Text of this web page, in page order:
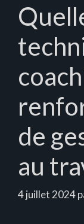
de
au
4 juillet 2024